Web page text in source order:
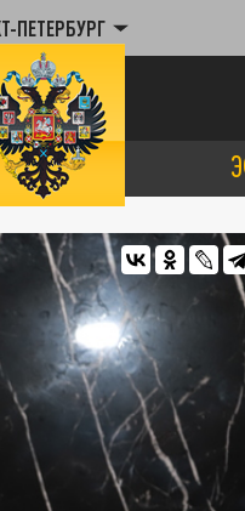
ПЕТЕРБУРГ